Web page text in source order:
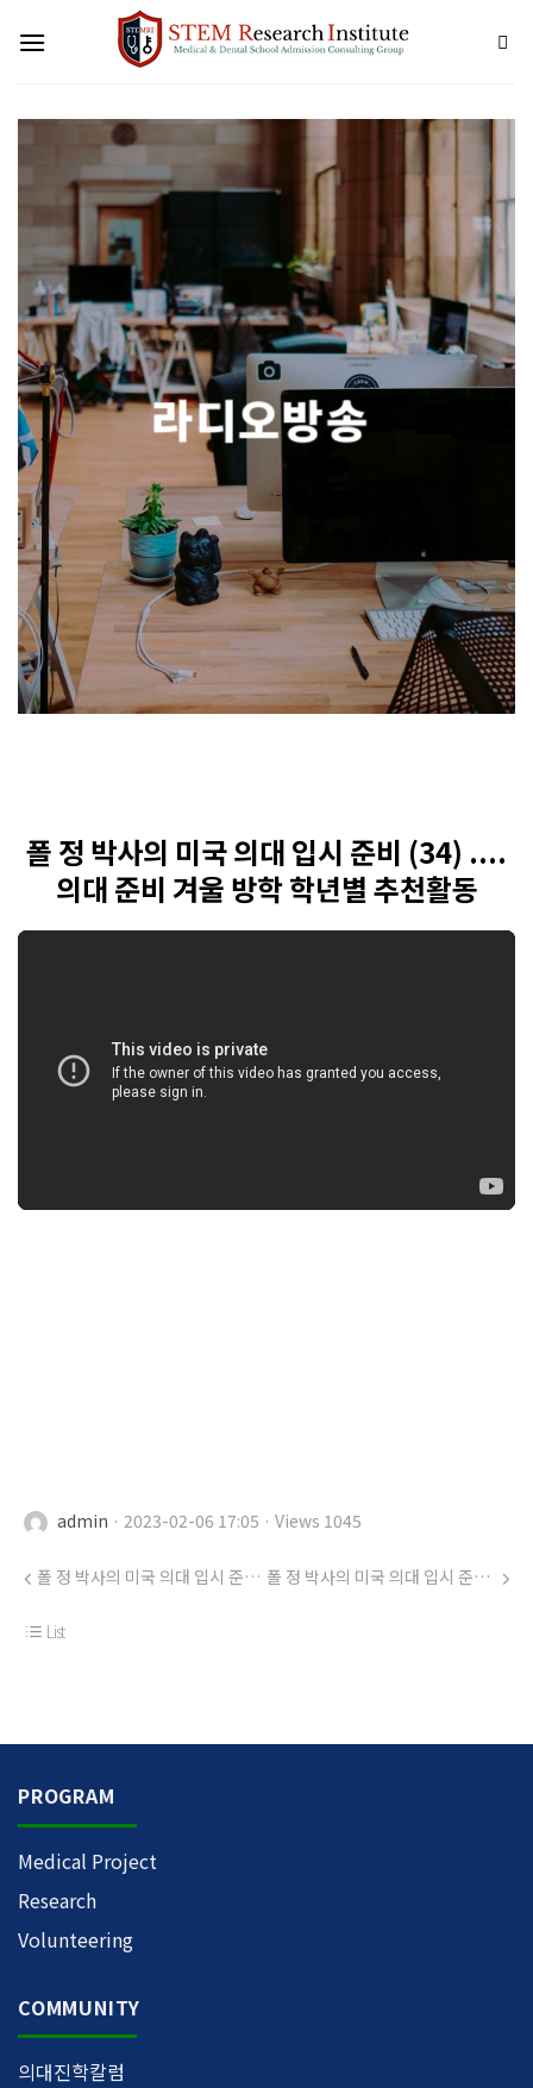
라디오방송
폴 정 박사의 미국 의대 입시 준비 (34) ....
의대 준비 겨울 방학 학년별 추천활동
admin · 2023-02-06 17:05 · Views 1045
폴 정 박사의 미국 의대 입시 준비 (33) .... Mcat 시험 겨울방학에 준비해요 폴 정 박사의 미국 의대 입시 준비 (35) .... 의대 인터뷰 아직 안왔을때//의대 진학 포스트백 프로그램
List
PROGRAM
Medical Project
Research
Volunteering
COMMUNITY
의대진학칼럼